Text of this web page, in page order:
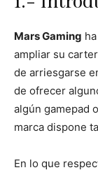
Mars Gaming
ampliar su
de arriesgarse
de ofrecer
algún gamepad
marca dispone
En lo que